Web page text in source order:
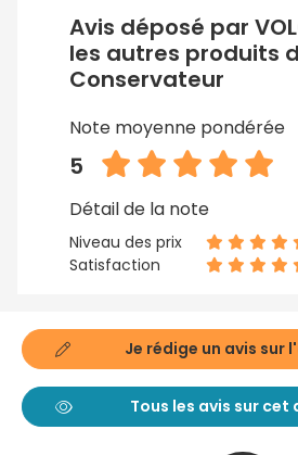
Avis déposé par
les autres produits
Conservateur
Note moyenne pondérée
5
Détail de la note
Niveau des prix
Satisfaction
Je rédige un avis sur
Tous les avis sur cet